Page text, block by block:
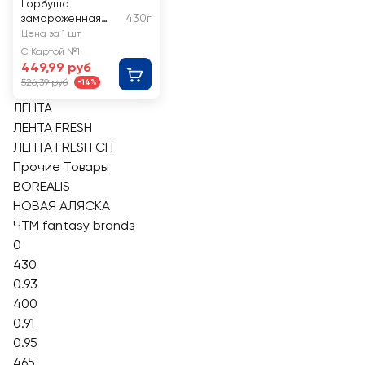
Горбуша
замороженная
ЛЕНТА стейк
430г
Цена за 1 шт
С Картой №1
449,99 руб
526,39 руб -14%
ЛЕНТА
ЛЕНТА FRESH
ЛЕНТА FRESH СП
Прочие Товары
BOREALIS
НОВАЯ АЛЯСКА
ЧТМ fantasy brands
0
430
0.93
400
0.91
0.95